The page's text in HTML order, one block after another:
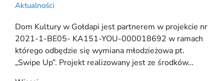
Aktualności
Dom Kultury w Gołdapi jest partnerem w projekcie nr
2021-1-BE05- KA151-YOU-000018692 w ramach
którego odbędzie się wymiana młodzieżowa pt.
„Swipe Up”. Projekt realizowany jest ze środków…